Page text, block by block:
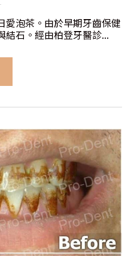
愛泡茶。由於早期牙齒保健
結石。經由柏登牙醫診...